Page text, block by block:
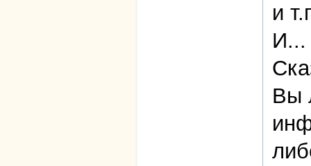
и
И...
Вы